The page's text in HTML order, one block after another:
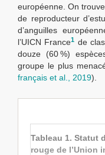
européenne. On
de reproducteur
d’anguilles
l’UICN France1 de
douze (60 %)
groupe le plus
français et al., 2019).
Tableau 1. Statut
rouge de l’Union